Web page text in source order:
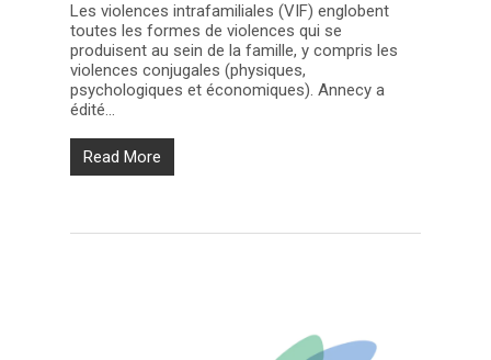
Les violences intrafamiliales (VIF) englobent
toutes les formes de violences qui se
produisent au sein de la famille, y compris les
violences conjugales (physiques,
psychologiques et économiques). Annecy a
édité...
Read More